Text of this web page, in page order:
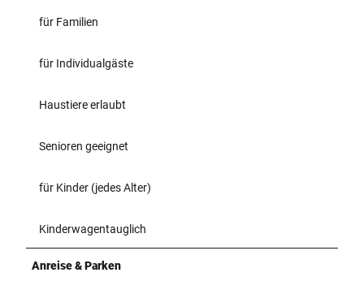
für Familien
für Individualgäste
Haustiere erlaubt
Senioren geeignet
für Kinder (jedes Alter)
Kinderwagentauglich
Anreise & Parken